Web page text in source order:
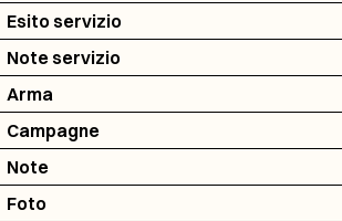
Esito servizio
Note servizio
Arma
Campagne
Note
Foto